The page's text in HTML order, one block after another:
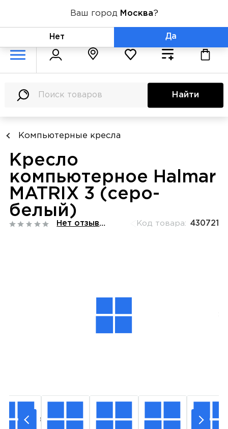
+7 (800) 775-71-06
Найти
Компьютерные кресла
Кресло
компьютерное Halmar
MATRIX 3 (серо-
белый)
Код товара: 430721
Нет отзывов
Ваш город Москва?
Нет Да